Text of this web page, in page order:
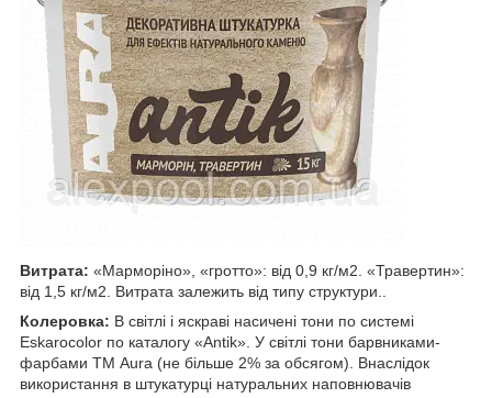
Витрата: «Марморіно», «гротто»: від 0,9 кг/м2. «Травертин»:
від 1,5 кг/м2. Витрата залежить від типу структури..
Колеровка: В світлі і яскраві насичені тони по системі
Eskarocolor по каталогу «Antik». У світлі тони барвниками-
фарбами ТМ Aura (не більше 2% за обсягом). Внаслідок
використання в штукатурці натуральних наповнювачів